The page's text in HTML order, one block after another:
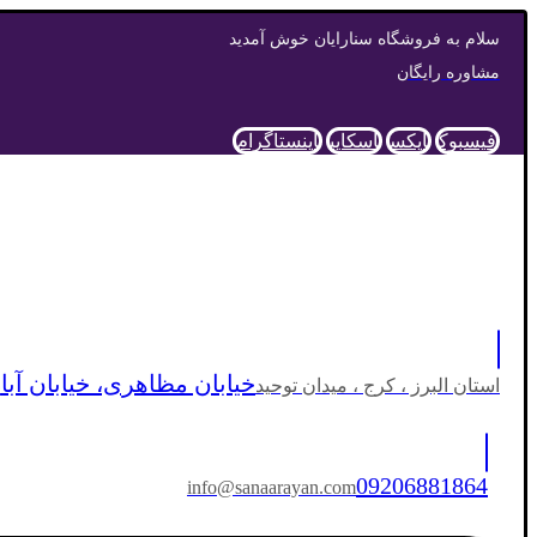
سلام به فروشگاه سنارایان خوش آمدید
مشاوره رایگان
فیسبوک ایکس اسکایپ اینستاگرام
استان البرز ، کرج ، میدان توحیدخیابان مظاهری، خیابان
info@sanaarayan.com09206881864